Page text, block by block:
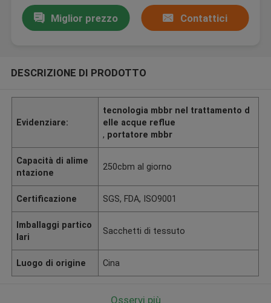
Miglior prezzo Contattici
DESCRIZIONE DI PRODOTTO
Evidenziare:
tecnologia mbbr nel trattamento d
elle acque reflue
, portatore mbbr
Capacità di alime
ntazione
250cbm al giorno
Certificazione SGS, FDA, ISO9001
Imballaggi partico
lari
Sacchetti di tessuto
Luogo di origine Cina
Osservi più